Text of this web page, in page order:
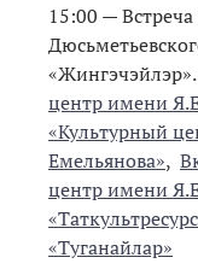
15:00 —
«Жингэчэйлэр».
центр имени
«Культурный
Емельянова»,
центр имени
«Туганайлар»